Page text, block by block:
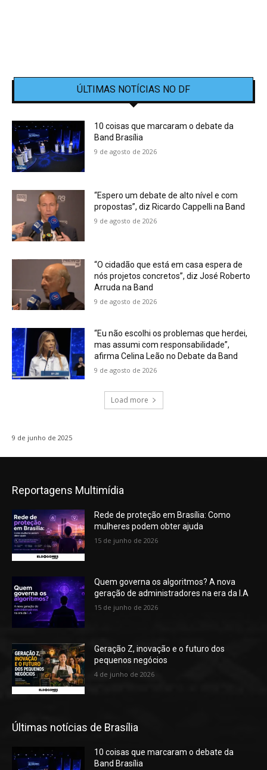
ÚLTIMAS NOTÍCIAS NO DF
10 coisas que marcaram o debate da
Band Brasília
9 de agosto de 2026
“Espero um debate de alto nível e com
propostas”, diz Ricardo Cappelli na Band
9 de agosto de 2026
“O cidadão que está em casa espera de
nós projetos concretos”, diz José Roberto
Arruda na Band
9 de agosto de 2026
“Eu não escolhi os problemas que herdei,
mas assumi com responsabilidade”,
afirma Celina Leão no Debate da Band
9 de agosto de 2026
Load more
9 de junho de 2025
Reportagens Multimídia
Rede de proteção em Brasília: Como
mulheres podem obter ajuda
15 de junho de 2026
Quem governa os algoritmos? A nova
geração de administradores na era da I.A
15 de junho de 2026
Geração Z, inovação e o futuro dos
pequenos negócios
4 de junho de 2026
Últimas notícias de Brasília
10 coisas que marcaram o debate da
Band Brasília